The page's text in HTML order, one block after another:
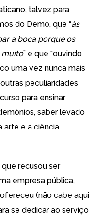
talvez para
do Demo, que “às
a boca porque os
muito” e que “ouvindo
uma vez nunca mais
peculiaridades
para ensinar
saber levado
arte e a ciência
que recusou ser
empresa pública,
(não cabe aqui
se dedicar ao serviço